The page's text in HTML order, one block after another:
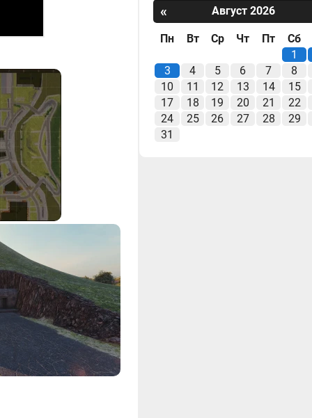
«
Август 2026
Пн Вт Ср Чт Пт
Сб
1
3
4 5 6 7
8
10
11 12 13 14
15
17
18 19 20 21
22
24
25 26 27 28
29
31